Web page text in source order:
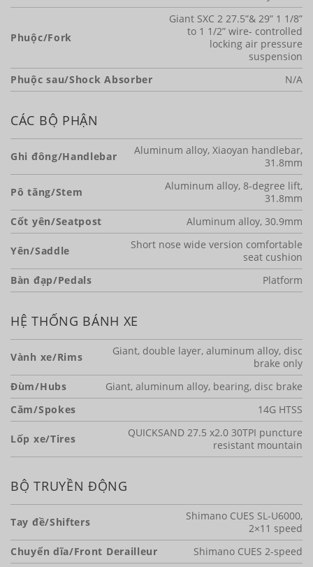
Phuộc/Fork
Giant SXC 2 27.5”& 29” 1 1/8”
to 1 1/2” wire- controlled
locking air pressure
suspension
Phuộc sau/Shock Absorber
N/A
CÁC BỘ PHẬN
Ghi đông/Handlebar
Aluminum alloy, Xiaoyan handlebar,
31.8mm
Pô tăng/Stem
Aluminum alloy, 8-degree lift,
31.8mm
Cốt yên/Seatpost
Aluminum alloy, 30.9mm
Yên/Saddle
Short nose wide version comfortable
seat cushion
Bàn đạp/Pedals
Platform
HỆ THỐNG BÁNH XE
Vành xe/Rims
Giant, double layer, aluminum alloy, disc
brake only
Đùm/Hubs
Giant, aluminum alloy, bearing, disc brake
Căm/Spokes
14G HTSS
Lốp xe/Tires
QUICKSAND 27.5 x2.0 30TPI puncture
resistant mountain
BỘ TRUYỀN ĐỘNG
Tay đề/Shifters
Shimano CUES SL-U6000,
2×11 speed
Chuyển dĩa/Front Derailleur
Shimano CUES 2-speed